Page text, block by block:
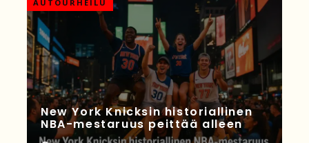
AUTOURHEILU
New York Knicksin historiallinen
NBA-mestaruus peittää alleen